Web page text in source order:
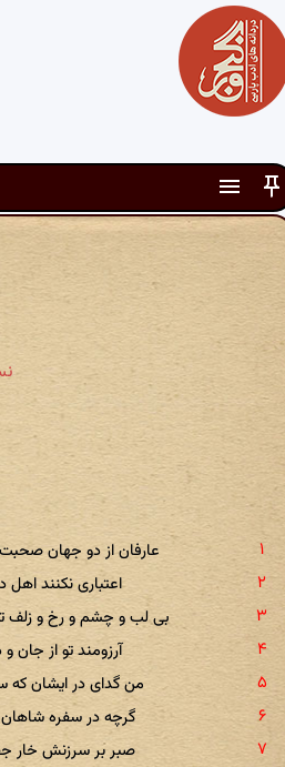
عارفان از دو جهان
اعتباری نکنند اهل
بی لب و چشم و رخ و زلف
آرزومند تو از جان
من گدای در ایشان که
گرچه در سفره شاهان
صبر بر سرزنش خار